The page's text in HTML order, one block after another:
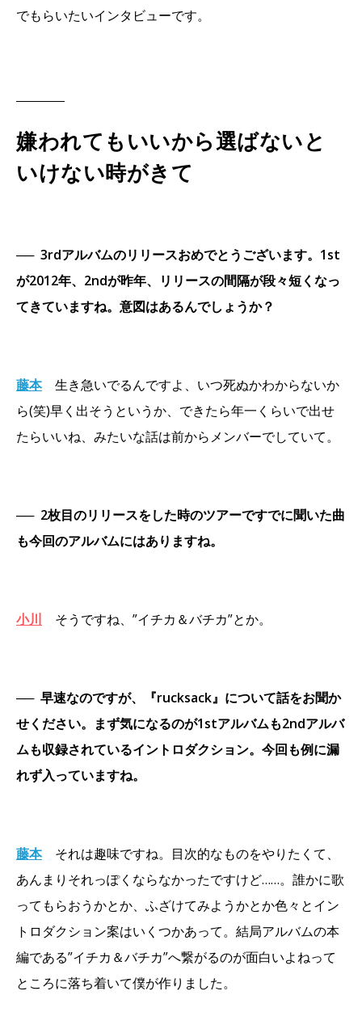
でもらいたいインタビューです。
嫌われてもいいから選ばないと
いけない時がきて
── 3rdアルバムのリリースおめでとうございます。1st
が2012年、2ndが昨年、リリースの間隔が段々短くなっ
てきていますね。意図はあるんでしょうか？
藤本
生き急いでるんですよ、いつ死ぬかわからないか
ら(笑)早く出そうというか、できたら年一くらいで出せ
たらいいね、みたいな話は前からメンバーでしていて。
── 2枚目のリリースをした時のツアーですでに聞いた曲
も今回のアルバムにはありますね。
小川 そうですね、”イチカ＆バチカ”とか。
── 早速なのですが、『rucksack』について話をお聞か
せください。まず気になるのが1stアルバムも2ndアルバ
ムも収録されているイントロダクション。今回も例に漏
れず入っていますね。
藤本
それは趣味ですね。目次的なものをやりたくて、
あんまりそれっぽくならなかったですけど……。誰かに歌
ってもらおうかとか、ふざけてみようかとか色々とイン
トロダクション案はいくつかあって。結局アルバムの本
編である”イチカ＆バチカ”へ繋がるのが面白いよねって
ところに落ち着いて僕が作りました。